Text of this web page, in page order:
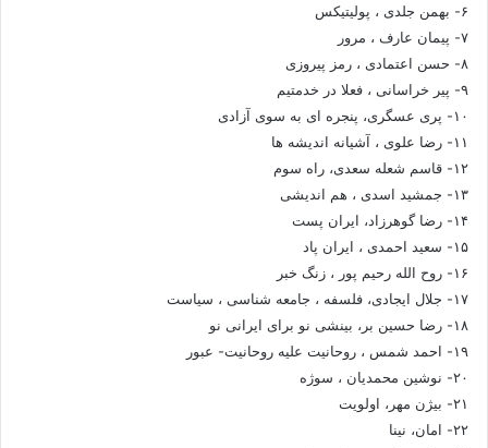
۶- بهمن جلدی ، پولیتیکس
۷- پیمان عارف ، مرور
۸- حسن اعتمادی ، رمز پیروزی
۹- پیر خراسانی ، فعلا در خدمتیم
۱۰- پری عسگری، پنجره ای به سوی آزادی
۱۱- رضا علوی ، آشیانه اندیشه ها
۱۲- قاسم شعله سعدی، راه سوم
۱۳- جمشید اسدی ، هم اندیشی
۱۴- رضا گوهرزاد، ایران پست
۱۵- سعید احمدی ، ایران پاد
۱۶- روح الله رحیم پور ، زنگ خبر
۱۷- جلال ایجادی، فلسفه ، جامعه شناسی ، سیاست
۱۸- رضا حسین بر، بینشی نو برای ایرانی نو
۱۹- احمد شمس ، روحانیت علیه روحانیت- عبور
۲۰- نوشین محمدیان ، سوژه
۲۱- بیژن مهر، اولویت
۲۲- امان، نینا